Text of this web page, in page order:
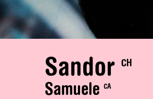
Sandor CH
Samuele CA